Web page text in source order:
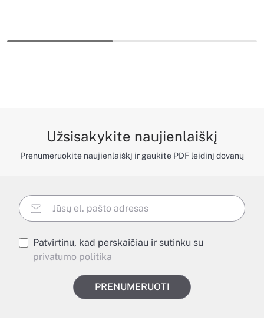
Užsisakykite naujienlaiškį
Prenumeruokite naujienlaiškį ir gaukite PDF leidinį dovanų
Patvirtinu, kad perskaičiau ir sutinku su
privatumo politika
PRENUMERUOTI